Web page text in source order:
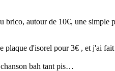
brico, autour de 10€, une simple
plaque d'isorel pour 3€ , et j'ai
bah tant pis…